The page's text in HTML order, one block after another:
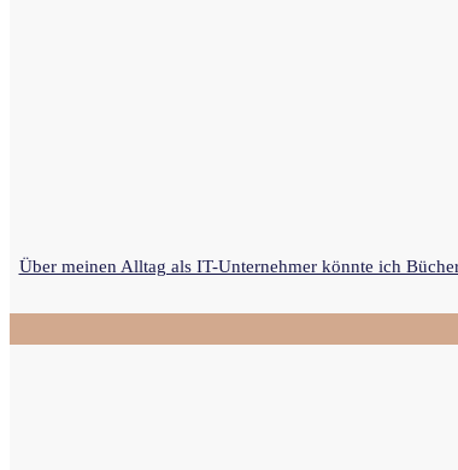
Über meinen Alltag als IT-Unternehmer könnte ich